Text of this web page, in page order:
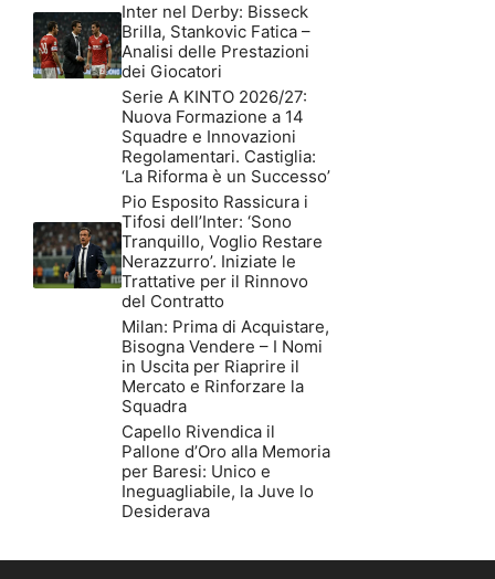
Inter nel Derby: Bisseck
Brilla, Stankovic Fatica –
Analisi delle Prestazioni
dei Giocatori
Serie A KINTO 2026/27:
Nuova Formazione a 14
Squadre e Innovazioni
Regolamentari. Castiglia:
‘La Riforma è un Successo’
Pio Esposito Rassicura i
Tifosi dell’Inter: ‘Sono
Tranquillo, Voglio Restare
Nerazzurro’. Iniziate le
Trattative per il Rinnovo
del Contratto
Milan: Prima di Acquistare,
Bisogna Vendere – I Nomi
in Uscita per Riaprire il
Mercato e Rinforzare la
Squadra
Capello Rivendica il
Pallone d’Oro alla Memoria
per Baresi: Unico e
Ineguagliabile, la Juve lo
Desiderava